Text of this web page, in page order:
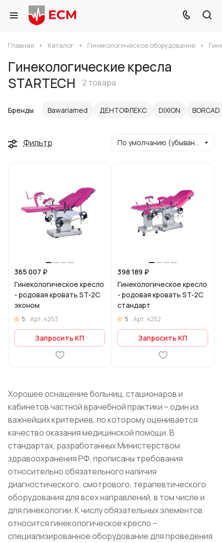
Главная Каталог Гинекологическое оборудование
Гинекологические кресла
STARTECH
2 товара
Бренды Bawariamed ДЕНТОФЛЕКС DIXION BORCAD
Фильтр По умолчанию (убывание)
365 007 ₽
Гинекологическое кресло
- родовая кровать ST-2C
эконом
5 Арт. 4253
Запросить КП
398 189 ₽
Гинекологическое кресло
- родовая кровать ST-2C
стандарт
5 Арт. 4252
Запросить КП
Хорошее оснащение больниц, стационаров и
кабинетов частной врачебной практики – один из
важнейших критериев, по которому оценивается
качество оказания медицинской помощи. В
стандартах, разработанных Министерством
здравоохранения РФ, прописаны требования
относительно обязательного наличия
диагностического, смотрового, терапевтического
оборудования для всех направлений, в том числе и
для гинекологии. К числу обязательных элементов
относится гинекологическое кресло –
специализированное оборудование для проведения